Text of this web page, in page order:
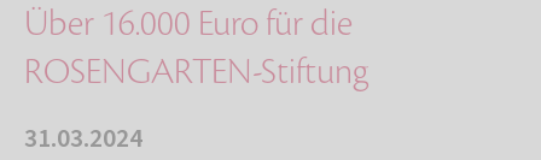
Über 16.000 Euro für die
ROSENGARTEN-Stiftung
31.03.2024